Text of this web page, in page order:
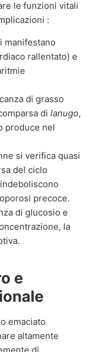
le funzioni vitali
:
manifestano
rallentato) e
di grasso
di lanugo,
produce nel
si verifica quasi
del ciclo
precoce.
di glucosio e
la
e
emaciato
altamente